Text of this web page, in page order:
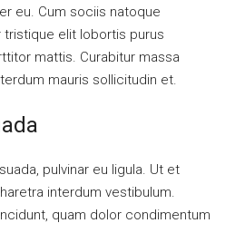
eu. Cum sociis natoque
elit lobortis purus
mattis. Curabitur massa
mauris sollicitudin et.
pulvinar eu ligula. Ut et
interdum vestibulum.
quam dolor condimentum